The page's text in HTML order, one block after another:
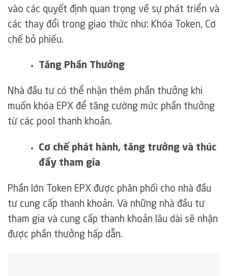
vào các quyết định quan trọng về sự phát triển và
các thay đổi trong giao thức như: Khóa Token, Cơ
chế bỏ phiếu.
Tăng Phần Thưởng
Nhà đầu tư có thể nhận thêm phần thưởng khi
muốn khóa EPX để tăng cường mức phần thưởng
từ các pool thanh khoản.
Cơ chế phát hành, tăng trưởng và thúc
đẩy tham gia
Phần lớn Token EPX được phân phối cho nhà đầu
tư cung cấp thanh khoản. Và những nhà đầu tư
tham gia và cung cấp thanh khoản lâu dài sẽ nhận
được phần thưởng hấp dẫn.